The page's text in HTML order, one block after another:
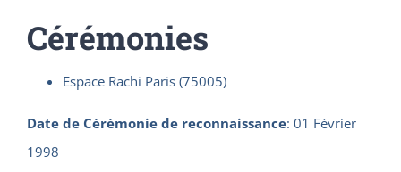
Cérémonies
Espace Rachi Paris (75005)
Date de Cérémonie de reconnaissance: 01 Février
1998